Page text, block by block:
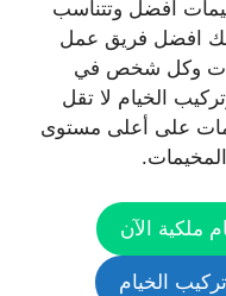
افضل وتتناسب
افضل فريق عمل
وكل شخص في
الخيام لا تقل
على أعلى مستوى
ملكية الآن
الخيام